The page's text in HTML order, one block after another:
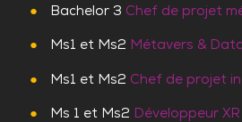
Bachelor 3 Chef de projet
Ms1 et Ms2 Métavers &
Ms1 et Ms2 Chef de projet
Ms 1 et Ms2 Développeur XR